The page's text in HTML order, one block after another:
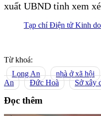
xuất UBND tỉnh xem
Tạp chí Điện tử Kinh
Từ khoá:
Long An
nhà ở xã hội
An
Đức Hoà Sở xây
Đọc thêm